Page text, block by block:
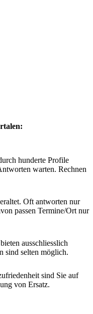
hunderte Profile
warten. Rechnen
Oft antworten nur
passen Termine/Ort nur
ausschliesslich
sind selten möglich.
sind Sie auf
von Ersatz.